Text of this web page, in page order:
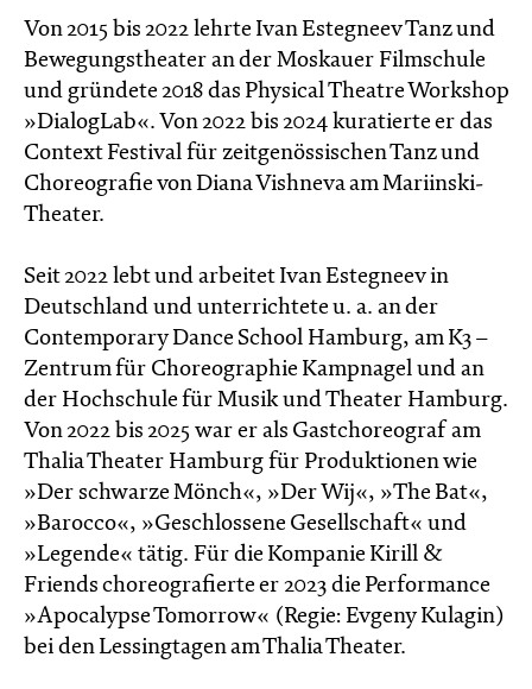
Von 2015 bis 2022 lehrte Ivan Estegneev Tanz und
Bewegungstheater an der Moskauer Filmschule
und gründete 2018 das Physical Theatre Workshop
»DialogLab«. Von 2022 bis 2024 kuratierte er das
Context Festival für zeitgenössischen Tanz und
Choreografie von Diana Vishneva am Mariinski-
Theater.
Seit 2022 lebt und arbeitet Ivan Estegneev in
Deutschland und unterrichtete u. a. an der
Contemporary Dance School Hamburg, am K3 –
Zentrum für Choreographie Kampnagel und an
der Hochschule für Musik und Theater Hamburg.
Von 2022 bis 2025 war er als Gastchoreograf am
Thalia Theater Hamburg für Produktionen wie
»Der schwarze Mönch«, »Der Wij«, »The Bat«,
»Barocco«, »Geschlossene Gesellschaft« und
»Legende« tätig. Für die Kompanie Kirill &
Friends choreografierte er 2023 die Performance
»Apocalypse Tomorrow« (Regie: Evgeny Kulagin)
bei den Lessingtagen am Thalia Theater.